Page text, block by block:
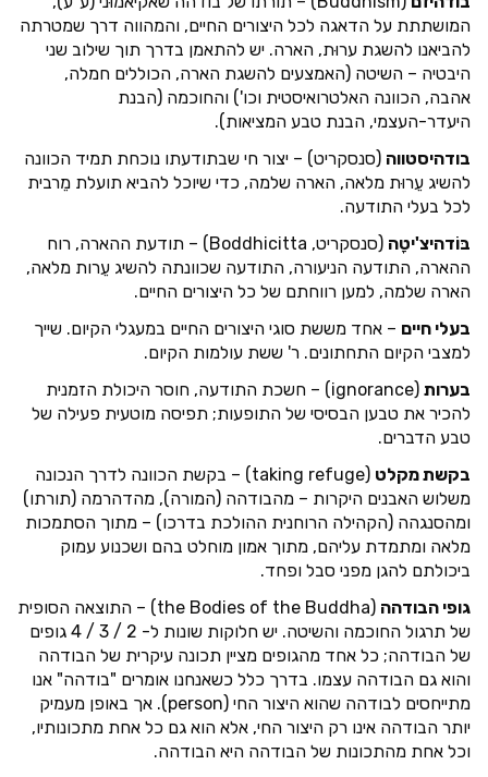
המושתתת על הדאגה לכל היצורים החיים, והמהווה דרך שמטרתה
להביאנו להשגת ערוּת, הארה. יש להתאמן בדרך תוך שילוב שני
היבטיה – השיטה (האמצעים להשגת הארה, הכוללים חמלה,
אהבה, הכוונה האלטרואיסטית וכו') והחוכמה (הבנת
היעדר-העצמי, הבנת טבע המציאות).
בודהיסטווה (סנסקריט) – יצור חי שבתודעתו נוכחת תמיד הכוונה
להשיג עֵרוּת מלאה, הארה שלמה, כדי שיוכל להביא תועלת מֵרבית
לכל בעלי התודעה.
בּוֹדהיצ'יטָה
(סנסקריט, Boddhicitta) – תודעת ההארה, רוח
ההארה, התודעה הניעורה, התודעה שכוונתה להשיג עֵרות מלאה,
הארה שלמה, למען רווחתם של כל היצורים החיים.
בעלי חיים – אחד מששת סוגי היצורים החיים במעגלי הקיום. שייך
למצבי הקיום התחתונים. ר' ששת עולמות הקיום.
בערות
(ignorance) – חשכת התודעה, חוסר היכולת הזמנית
להכיר את טבען הבסיסי של התופעות; תפיסה מוטעית פעילה של
טבע הדברים.
בקשת מקלט
(taking refuge) – בקשת הכוונה לדרך הנכונה
משלוש האבנים היקרות – מהבודהה (המורה), מהדהרמה (תורתו)
ומהסנגהה (הקהילה הרוחנית ההולכת בדרכו) – מתוך הסתמכות
מלאה ומתמדת עליהם, מתוך אמון מוחלט בהם ושכנוע עמוק
ביכולתם להגן מפני סבל ופחד.
גופי הבודהה
(the Bodies of the Buddha) – התוצאה הסופית
של תרגול החוכמה והשיטה. יש חלוקות שונות ל- 2 / 3 / 4 גופים
של הבודהה; כל אחד מהגופים מציין תכונה עיקרית של הבודהה
והוא גם הבודהה עצמו. בדרך כלל כשאנחנו אומרים "בודהה" אנו
מתייחסים לבודהה שהוא היצור החי (person). אך באופן מעמיק
יותר הבודהה אינו רק היצור החי, אלא הוא גם כל אחת מתכונותיו,
וכל אחת מהתכונות של הבודהה היא הבודהה.